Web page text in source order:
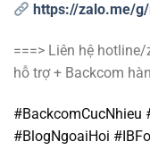
https://zalo.me/
===> Liên hệ
hỗ trợ + Backcom
#BackcomCucNhieu
#BlogNgoaiHoi